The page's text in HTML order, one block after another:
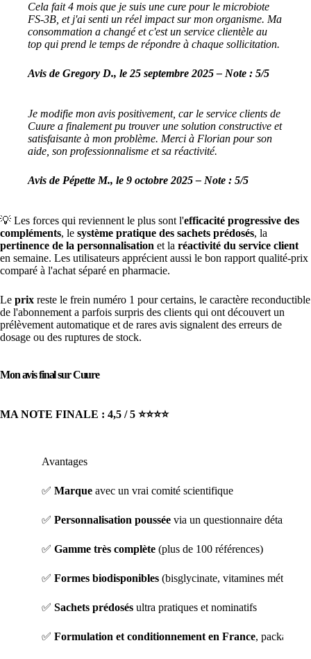
Cela fait 4 mois que je suis une cure pour le microbiote
FS-3B, et j'ai senti un réel impact sur mon organisme. Ma
consommation a changé et c'est un service clientèle au
top qui prend le temps de répondre à chaque sollicitation.
Avis de Gregory D., le 25 septembre 2025 – Note : 5/5
Je modifie mon avis positivement, car le service clients de
Cuure a finalement pu trouver une solution constructive et
satisfaisante à mon problème. Merci à Florian pour son
aide, son professionnalisme et sa réactivité.
Avis de Pépette M., le 9 octobre 2025 – Note : 5/5
💡 Les forces qui reviennent le plus sont l'efficacité progressive des
compléments, le système pratique des sachets prédosés, la
pertinence de la personnalisation et la réactivité du service client
en semaine. Les utilisateurs apprécient aussi le bon rapport qualité-prix
comparé à l'achat séparé en pharmacie.
Le prix reste le frein numéro 1 pour certains, le caractère reconductible
de l'abonnement a parfois surpris des clients qui ont découvert un
prélèvement automatique et de rares avis signalent des erreurs de
dosage ou des ruptures de stock.
Mon avis final sur Cuure
MA NOTE FINALE : 4,5 / 5 ⭐️⭐️⭐️⭐️
Avantages
✅ Marque avec un vrai comité scientifique
✅ Personnalisation poussée via un questionnaire détaillé
✅ Gamme très complète (plus de 100 références)
✅ Formes biodisponibles (bisglycinate, vitamines
✅ Sachets prédosés ultra pratiques et nominatifs
✅ Formulation et conditionnement en France, packaging